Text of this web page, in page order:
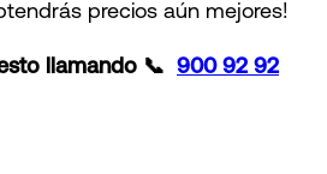
precios aún mejores!
llamando 📞 900 92 92